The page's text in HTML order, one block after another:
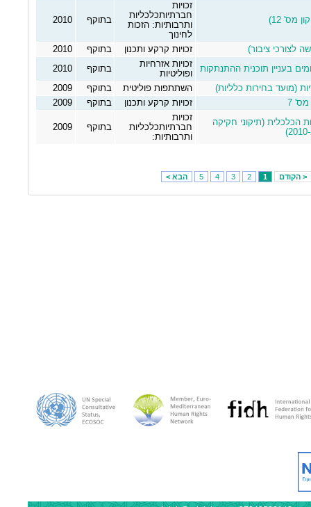
מס' 12)
זכויות
חברתיותכלכליות
ותרבותיות: הזכות
לחינוך
בתוקף 2010
לצורכי ציבור) זכויות קרקע ותכנון בתוקף
2010
בעניין תוכנית ההתנתקות
זכויות אזרחיות
ופוליטיות
בתוקף
2010
השתתפות פוליטית
בתוקף
2009
7
זכויות קרקע ותכנון בתוקף
2009
הכלכלית (תיקוני חקיקה
זכויות
חברתיותכלכליות
ותרבותיות:
בתוקף 2009
< הקודם 1
2
3
4
5 הבא >